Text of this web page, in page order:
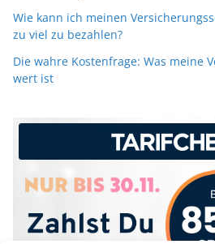
Wie kann ich meinen
zu viel zu bezahlen?
Die wahre Kostenfrage: Was meine
wert ist